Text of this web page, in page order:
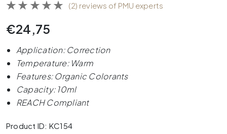
(2) reviews of PMU experts
€24,75
Application: Correction
Temperature: Warm
Features: Organic Colorants
Capacity: 10ml
REACH Compliant
Product ID: KC154